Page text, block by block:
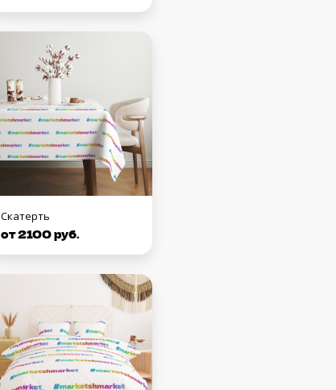
Скатерть
от 2100 руб.